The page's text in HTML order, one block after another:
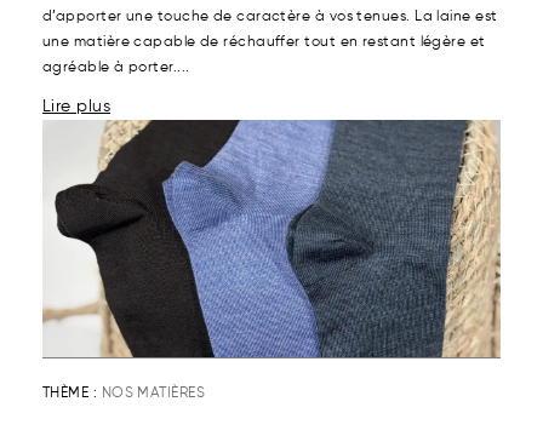
d’apporter une touche de caractère à vos tenues. La laine est
une matière capable de réchauffer tout en restant légère et
agréable à porter....
Lire plus
THÈME : NOS MATIÈRES